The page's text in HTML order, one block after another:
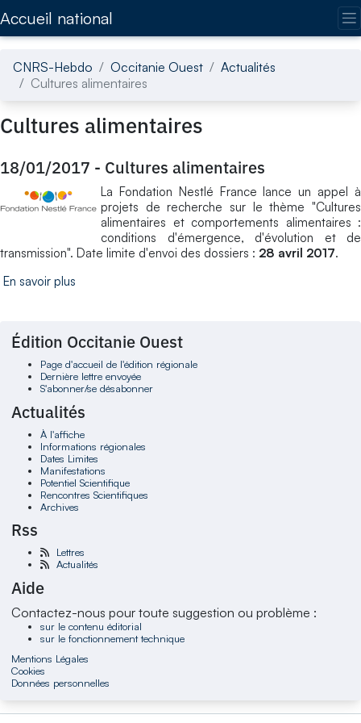
Accueil national
CNRS-Hebdo Occitanie Ouest
Actualités
Cultures alimentaires
Cultures alimentaires
18/01/2017 - Cultures alimentaires
La Fondation Nestlé France lance un appel à
projets de recherche sur le thème "Cultures
alimentaires et comportements alimentaires :
conditions d'émergence, d'évolution et de
transmission". Date limite d'envoi des dossiers : 28 avril 2017.
En savoir plus
Édition Occitanie Ouest
Page d'accueil de l'édition régionale
Dernière lettre envoyée
S'abonner/se désabonner
Actualités
À l'affiche
Informations régionales
Dates Limites
Manifestations
Potentiel Scientifique
Rencontres Scientifiques
Archives
Rss
Lettres
Actualités
Aide
Contactez-nous pour toute suggestion ou problème :
sur le contenu éditorial
sur le fonctionnement technique
Mentions Légales
Cookies
Données personnelles